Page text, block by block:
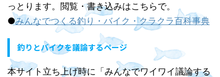
っとります。閲覧・書き込みはこちらで。
●みんなでつくる釣り・バイク・クラクラ百科事典
釣りとバイクを議論するページ
本サイト立ち上げ時に「みんなでワイワイ議論する